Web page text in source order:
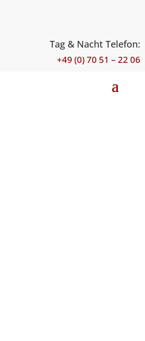
Tag & Nacht Telefon:
+49 (0) 70 51 – 22 06